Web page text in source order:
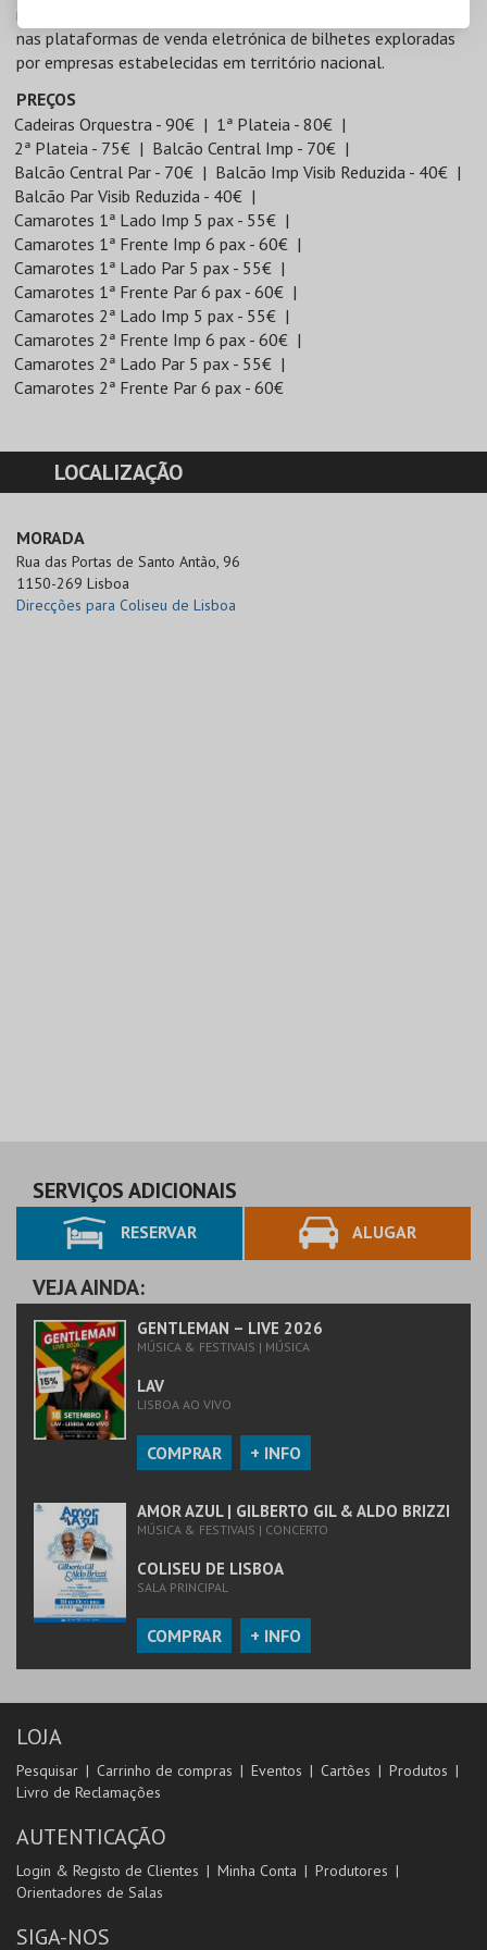
recintos de espetáculos, em agências ou postos de venda e
nas plataformas de venda eletrónica de bilhetes exploradas
por empresas estabelecidas em território nacional.
PREÇOS
Cadeiras Orquestra - 90€
1ª Plateia - 80€
2ª Plateia - 75€
Balcão Central Imp - 70€
Balcão Central Par - 70€
Balcão Imp Visib Reduzida - 40€
Balcão Par Visib Reduzida - 40€
Camarotes 1ª Lado Imp 5 pax - 55€
Camarotes 1ª Frente Imp 6 pax - 60€
Camarotes 1ª Lado Par 5 pax - 55€
Camarotes 1ª Frente Par 6 pax - 60€
Camarotes 2ª Lado Imp 5 pax - 55€
Camarotes 2ª Frente Imp 6 pax - 60€
Camarotes 2ª Lado Par 5 pax - 55€
Camarotes 2ª Frente Par 6 pax - 60€
LOCALIZAÇÃO
MORADA
Rua das Portas de Santo Antão, 96
1150-269 Lisboa
Direcções para Coliseu de Lisboa
SERVIÇOS ADICIONAIS
RESERVAR ALUGAR
VEJA AINDA:
GENTLEMAN – LIVE 2026
MÚSICA & FESTIVAIS | MÚSICA
LAV
LISBOA AO VIVO
COMPRAR + INFO
AMOR AZUL | GILBERTO GIL & ALDO BRIZZI
MÚSICA & FESTIVAIS | CONCERTO
COLISEU DE LISBOA
SALA PRINCIPAL
COMPRAR + INFO
LOJA
Pesquisar Carrinho de compras Eventos Cartões
Produtos
Livro de Reclamações
AUTENTICAÇÃO
Login & Registo de Clientes Minha Conta
Produtores
Orientadores de Salas
SIGA-NOS